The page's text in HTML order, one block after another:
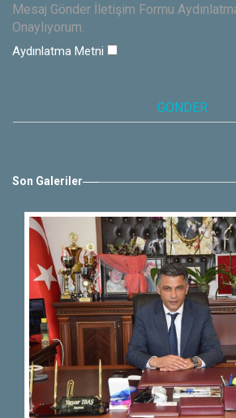
Mesaj Gönder İletişim Formu
Onaylıyorum.
Aydınlatma Metni
Son Galeriler